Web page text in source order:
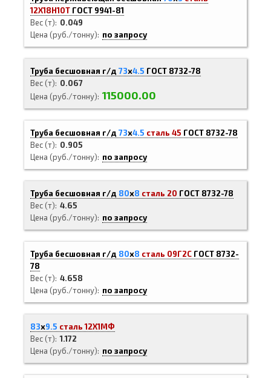
12Х18Н10Т ГОСТ 9941-81
Вес (т)
0.049
Цена (руб./тонну)
по запросу
Труба бесшовная г/д 73х4.5 ГОСТ 8732-78
Вес (т)
0.067
Цена (руб./тонну) 115000.00
Труба бесшовная г/д 73х4.5 сталь 45 ГОСТ 8732-78
Вес (т)
0.905
Цена (руб./тонну)
по запросу
Труба бесшовная г/д 80х8 сталь 20 ГОСТ 8732-78
Вес (т) 4.65
Цена (руб./тонну)
по запросу
Труба бесшовная г/д 80х8 сталь 09Г2С ГОСТ 8732-
78
Вес (т) 4.658
Цена (руб./тонну)
по запросу
83х9.5 сталь 12Х1МФ
Вес (т) 1.172
Цена (руб./тонну)
по запросу